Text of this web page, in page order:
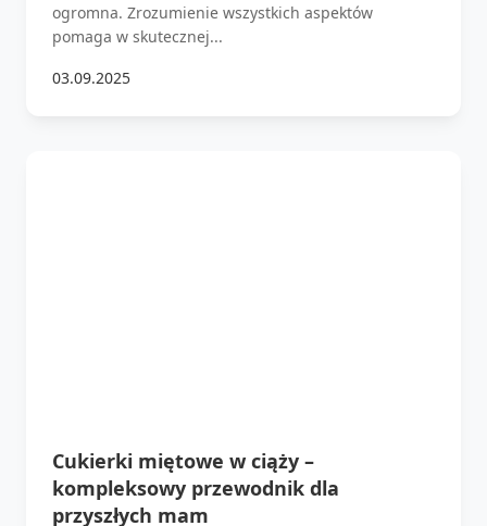
ogromna. Zrozumienie wszystkich aspektów
pomaga w skutecznej...
03.09.2025
Cukierki miętowe w ciąży –
kompleksowy przewodnik dla
przyszłych mam